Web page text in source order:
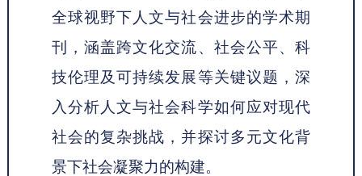
全球视野下人文与社会进步的学术期
刊，涵盖跨文化交流、社会公平、科
技伦理及可持续发展等关键议题，深
入分析人文与社会科学如何应对现代
社会的复杂挑战，并探讨多元文化背
景下社会凝聚力的构建。